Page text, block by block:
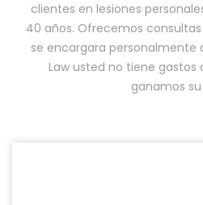
clientes en lesiones
40 años. Ofrecemos
se encargara personalmente
Law usted no tiene gastos
ganamos